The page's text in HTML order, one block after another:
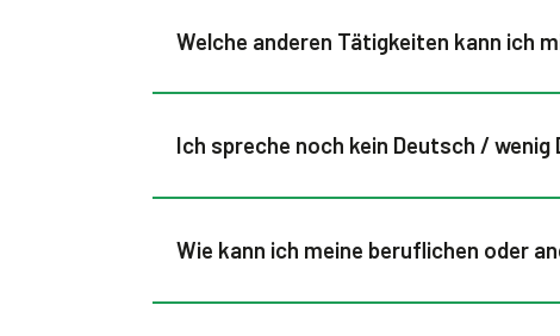
Welche anderen Tätigkeiten kann ich
Ich spreche noch kein Deutsch /
Wie kann ich meine beruflichen oder